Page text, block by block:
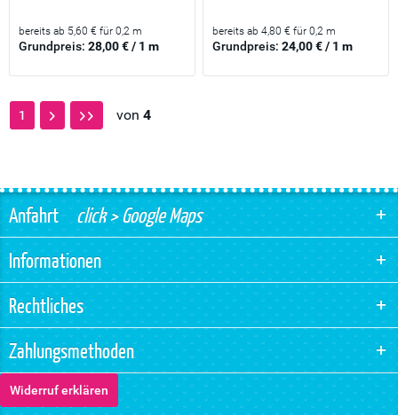
bereits ab 5,60 € für 0,2 m
Grundpreis:28,00 € / 1 m
bereits ab 4,80 € für 0,2 m
Grundpreis:24,00 € / 1 m
1 von 4
Anfahrtclick > Google Maps
Informationen
Rechtliches
Zahlungsmethoden
Widerruf erklären